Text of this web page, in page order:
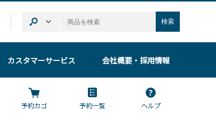
検索
カスタマーサービス 会社概要・採用情報
予約カゴ 予約一覧
ヘルプ